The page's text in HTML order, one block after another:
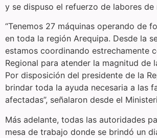
y se dispuso el refuerzo de labores de
“Tenemos 27 máquinas operando de
en toda la región Arequipa. Desde la
estamos coordinando estrechamente
Regional para atender la magnitud de
Por disposición del presidente de la
brindar toda la ayuda necesaria a las
afectadas”, señalaron desde el
Más adelante, todas las autoridades
mesa de trabajo donde se brindó un